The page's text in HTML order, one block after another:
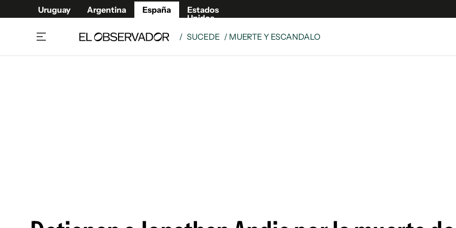
Uruguay Argentina España
Estados
Unidos
/ SUCEDE / MUERTE Y ESCANDALO